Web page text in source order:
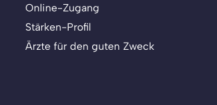
Online-Zugang
Stärken-Profil
Ärzte für den guten Zweck